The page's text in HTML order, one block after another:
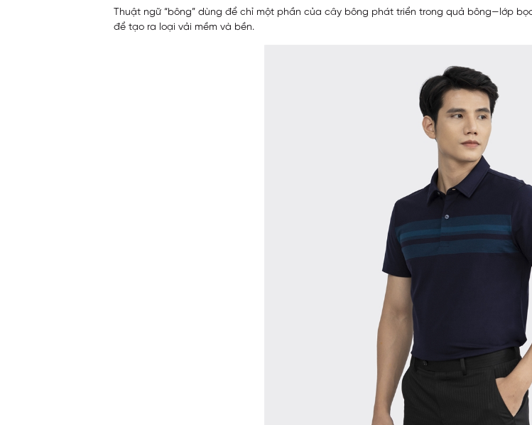
Thuật ngữ “bông” dùng để chỉ một phần của cây bông phát triển trong quả bông—lớp
để tạo ra loại vải mềm và bền.